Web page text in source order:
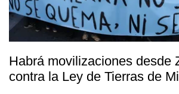
Habrá movilizaciones desde
contra la Ley de Tierras de